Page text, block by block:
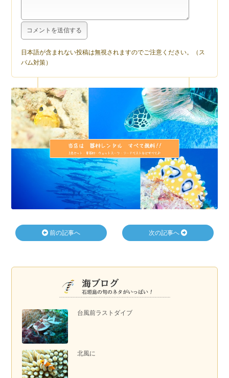
台風前ラストダイブ
北風に
日本語が含まれない投稿は無視されますのでご注意ください。（ス
パム対策）
前の記事へ 次の記事へ